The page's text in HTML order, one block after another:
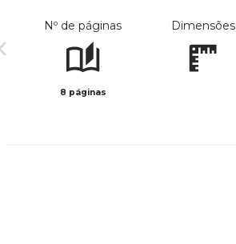
Nº de páginas
8 páginas
Dimensões